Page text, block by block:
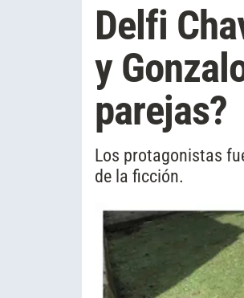
Delfi
y
parejas?
Los protagonistas
de la ficción.